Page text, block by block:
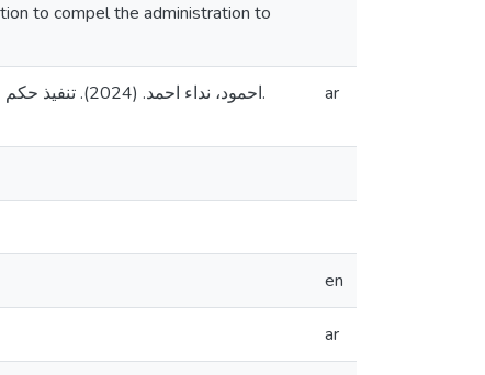
to compel the administration to
احمود، نداء
ar
en
ar